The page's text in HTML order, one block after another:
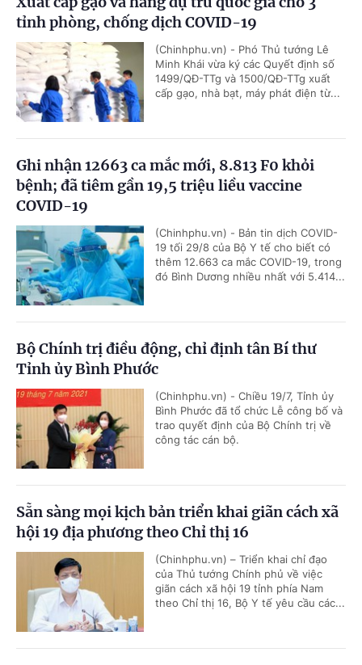
tỉnh phòng, chống dịch COVID-19
(Chinhphu.vn) - Phó Thủ tướng Lê
Minh Khái vừa ký các Quyết định số
1499/QĐ-TTg và 1500/QĐ-TTg xuất
cấp gạo, nhà bạt, máy phát điện từ...
Ghi nhận 12663 ca mắc mới, 8.813 F0 khỏi
bệnh; đã tiêm gần 19,5 triệu liều vaccine
COVID-19
(Chinhphu.vn) - Bản tin dịch COVID-
19 tối 29/8 của Bộ Y tế cho biết có
thêm 12.663 ca mắc COVID-19, trong
đó Bình Dương nhiều nhất với 5.414...
Bộ Chính trị điều động, chỉ định tân Bí thư
Tỉnh ủy Bình Phước
(Chinhphu.vn) - Chiều 19/7, Tỉnh ủy
Bình Phước đã tổ chức Lễ công bố và
trao quyết định của Bộ Chính trị về
công tác cán bộ.
Sẵn sàng mọi kịch bản triển khai giãn cách xã
hội 19 địa phương theo Chỉ thị 16
(Chinhphu.vn) – Triển khai chỉ đạo
của Thủ tướng Chính phủ về việc
giãn cách xã hội 19 tỉnh phía Nam
theo Chỉ thị 16, Bộ Y tế yêu cầu các...